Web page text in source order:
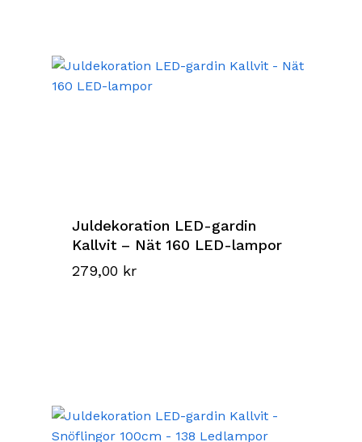
Juldekoration LED-gardin
Kallvit – Nät 160 LED-lampor
279,00 kr